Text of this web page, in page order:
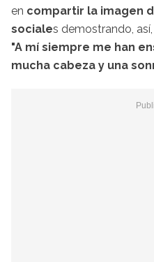
en compartir la imagen
sociales demostrando,
"A mí siempre me han
mucha cabeza y una